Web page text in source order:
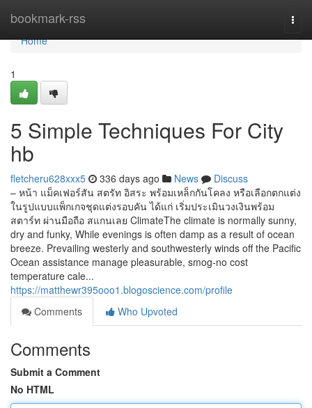
bookmark-rss
Home
Home
1
5 Simple Techniques For City
hb
fletcheru628xxx5 336 days ago News
Discuss
– หน้า แม็คเฟอร์สัน สตรัท อิสระ พร้อมเหล็กกันโคลง หรือเลือกตกแต่ง
ในรูปแบบแพ็กเกจชุดแต่งรอบคัน ได้แก่ เริ่มประเมินวงเงินพร้อม
สตาร์ท ผ่านมือถือ สแกนเลย ClimateThe climate is normally sunny,
dry and funky, While evenings is often damp as a result of ocean
breeze. Prevailing westerly and southwesterly winds off the Pacific
Ocean assistance manage pleasurable, smog-no cost
temperature cale...
https://matthewr395ooo1.blogoscience.com/profile
Comments
Who Upvoted
Comments
Submit a Comment
No HTML